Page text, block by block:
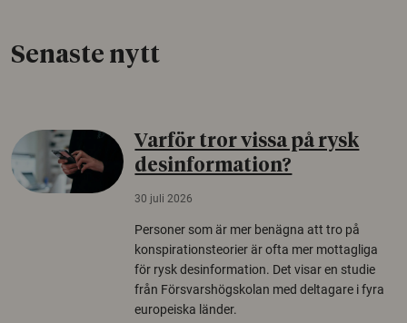
Senaste nytt
Varför tror vissa på rysk
desinformation?
30 juli 2026
Personer som är mer benägna att tro på
konspirationsteorier är ofta mer mottagliga
för rysk desinformation. Det visar en studie
från Försvarshögskolan med deltagare i fyra
europeiska länder.